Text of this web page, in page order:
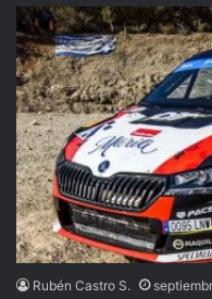
Rubén Castro S.